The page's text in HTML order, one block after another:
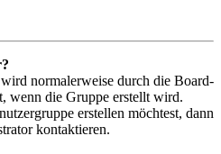
normalerweise durch die Board-
wenn die Gruppe erstellt wird.
erstellen möchtest, dann
kontaktieren.